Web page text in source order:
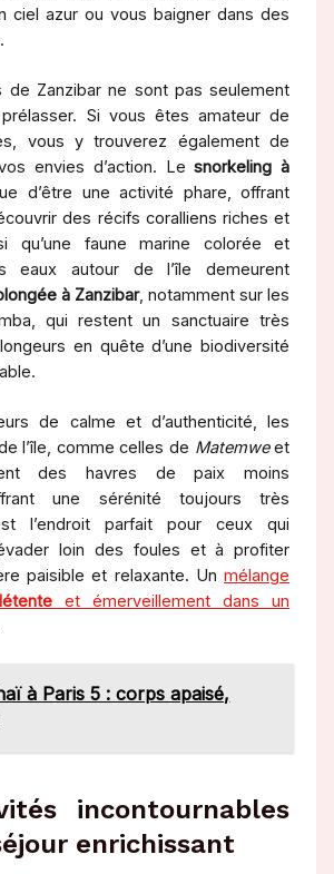
ciel azur ou vous baigner dans des
de Zanzibar ne sont pas seulement
Si vous êtes amateur de
vous y trouverez également de
envies d’action. Lesnorkeling à
d’être une activité phare, offrant
des récifs coralliens riches et
qu’une faune marine colorée et
eaux autour de l’île demeurent
à Zanzibar, notamment sur les
qui restent un sanctuaire très
en quête d’une biodiversité
de calme et d’authenticité, les
l’île, comme celles de Matemweet
des havres de paix moins
une sérénité toujours très
l’endroit parfait pour ceux qui
loin des foules et à profiter
paisible et relaxante. Unmélange
et émerveillement dans un
à Paris 5 : corps apaisé,
incontournables
enrichissant